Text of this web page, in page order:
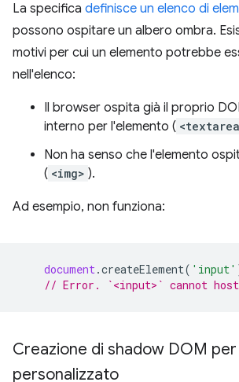
La specifica definisce un elenco di
possono ospitare un albero ombra.
motivi per cui un elemento potrebbe
nell'elenco:
Il browser ospita già il proprio
interno per l'elemento (
Non ha senso che l'elemento
( <img> ).
Ad esempio, non funziona:
document.createElement( 'input'
// Error. `<input>` cannot host
Creazione di shadow DOM
personalizzato